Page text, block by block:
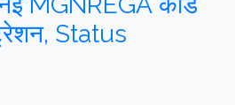
Status